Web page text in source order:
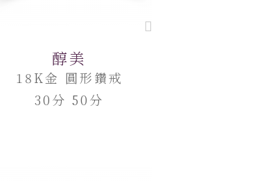
醇美
18K金 圓形鑽戒
30分 50分